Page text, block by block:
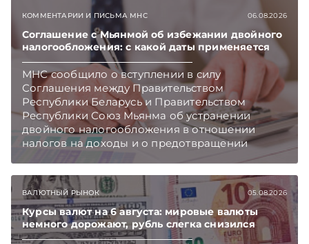
Главное об экономике Беларуси — раньше,
чем в новостях TelegramViber
КОММЕНТАРИИ И ПИСЬМА МНС 06.08.2026
Соглашение с Мьянмой об избежании двойного
налогообложения: с какой даты применяется
МНС сообщило о вступлении в силу
Соглашения между Правительством
Республики Беларусь и Правительством
Республики Союз Мьянма об устранении
двойного налогообложения в отношении
налогов на доходы и о предотвращении
избежания и уклонения от налогообложения.
Главное об экономике Беларуси — раньше,
чем в новостях TelegramViber
ВАЛЮТНЫЙ РЫНОК 05.08.2026
Курсы валют на 6 августа: мировые валюты
немного дорожают, рубль слегка снизился